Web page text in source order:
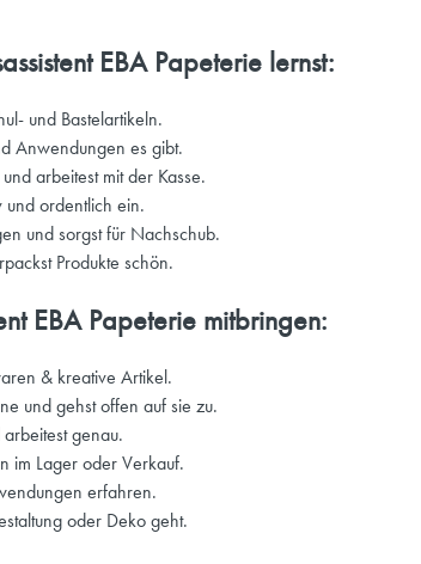
EBA Papeterie lernst:
und Bastelartikeln.
Anwendungen es gibt.
arbeitest mit der Kasse.
ordentlich ein.
und sorgst für Nachschub.
Produkte schön.
EBA Papeterie mitbringen:
& kreative Artikel.
und gehst offen auf sie zu.
genau.
im Lager oder Verkauf.
erfahren.
oder Deko geht.